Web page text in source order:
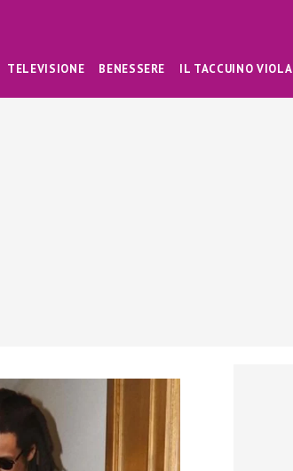
TELEVISIONE BENESSERE IL TACCUINO VIOLA